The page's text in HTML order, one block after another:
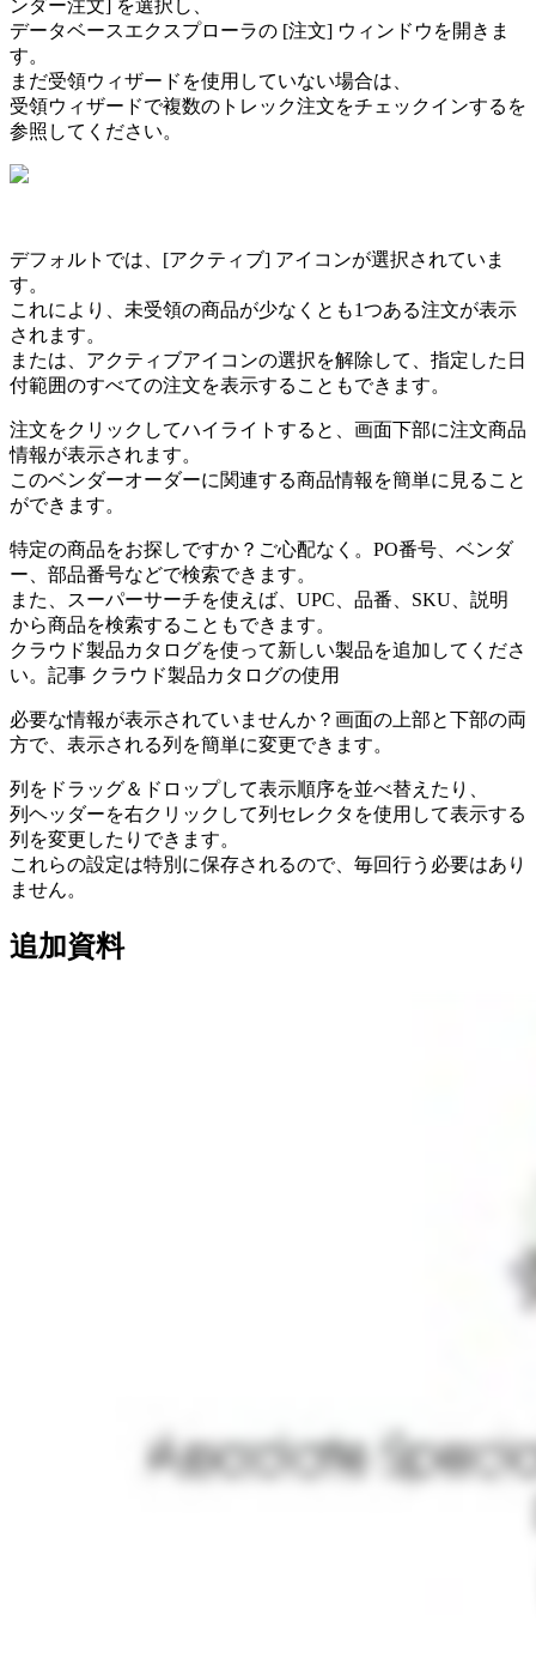
ンダー注文] を選択 し 、
データベースエクスプロ ーラの [注文] ウ ィ ン ド ウ を開 き ま
す。
ま だ受領ウ ィザー ド を使用 していない場合は、
受領ウ ィザー ドで複数の ト レ ッ ク注文をチェ ッ クイ ンする を
参照 して く ださ い。
デフ ォル ト では、 [アクテ ィ ブ] アイ コ ンが選択されてい ま
す。
これによ り 、 未受領の商品が少な く と も1つある注文が表示
されま す。
ま たは、 アクテ ィ ブアイ コ ンの選択を解除 して 、 指定 した 日
付範囲のすべての注文を表示する こ と もでき ま す。
注文をク リ ッ ク してハイ ライ ト する と 、 画面下部に注文商品
情報が表示されま す。
このベンダーオーダーに関連する商品情報 を簡単に 見る こ と
ができ ま す。
特定の商品をお探 しですか ？ ご心配な く 。 PO番号、 ベンダ
ー、 部品番号などで検索でき ま す。
ま た 、 スーパーサーチを使 え ば、 UPC、 品番、 SKU、 説明
から商品を検索する こ と もでき ま す。
クラ ウ ド製品カ タ ロ グを使って新しい製品を追加 して く ださ
い。 記事 クラ ウ ド製品カ タ ロ グの使用
必要な情報が表示されてい ま せんか ？ 画面の上部と下部の両
方で、 表示される列 を簡単に変更でき ま す。
列 を ドラ ッグ＆ ド ロ ップして表示順序を並べ替え た り 、
列 ヘッ ダーを右ク リ ッ ク して列 セレ ク タ を使用 して表示する
列 を変更 した り でき ま す。
これらの設定は特別 に保存されるので、 毎回行う 必要はあ り
ま せん。
追加資料